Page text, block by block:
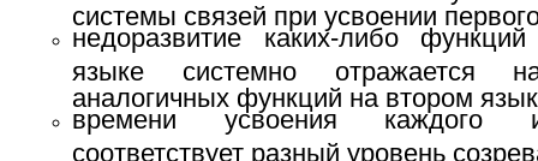
системы связей при усвоении
недоразвитие каких-либо
языке системно отражается
аналогичных функций на втором
времени усвоения каждого
соответствует разный уровень